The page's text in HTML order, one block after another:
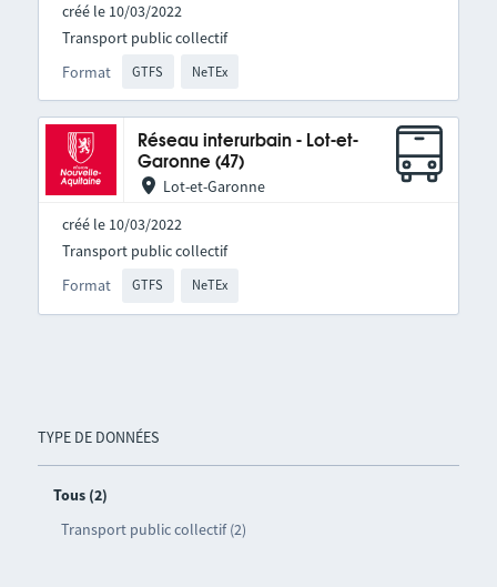
TYPE DE DONNÉES
Tous (2)
Transport public collectif (2)
créé le 10/03/2022
Format GTFS NeTEx
Transport public collectif
Réseau interurbain - Lot-et-
Garonne (47)
Lot-et-Garonne
créé le 10/03/2022
Format GTFS NeTEx
Transport public collectif